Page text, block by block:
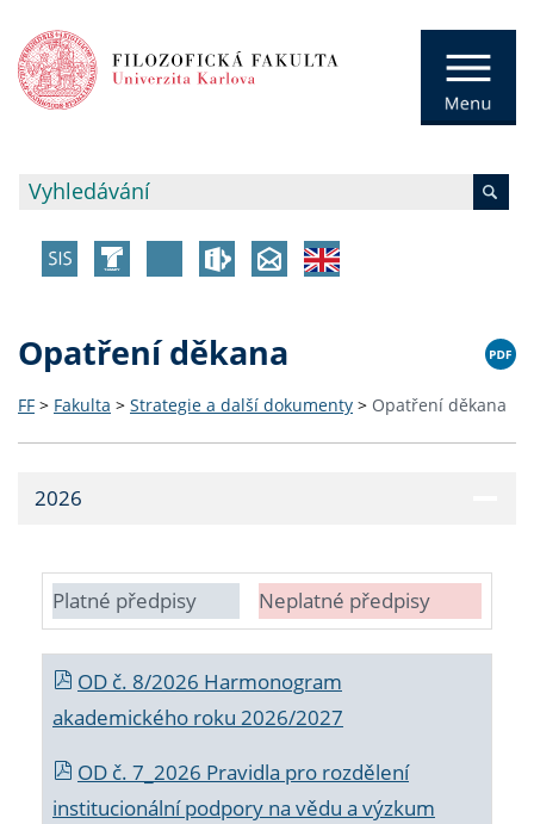
Opatření děkana
FF > Fakulta > Strategie a další dokumenty > Opatření děkana
2026
Platné předpisy Neplatné předpisy
OD č. 8/2026 Harmonogram
akademického roku 2026/2027
OD č. 7_2026 Pravidla pro rozdělení
institucionální podpory na vědu a výzkum